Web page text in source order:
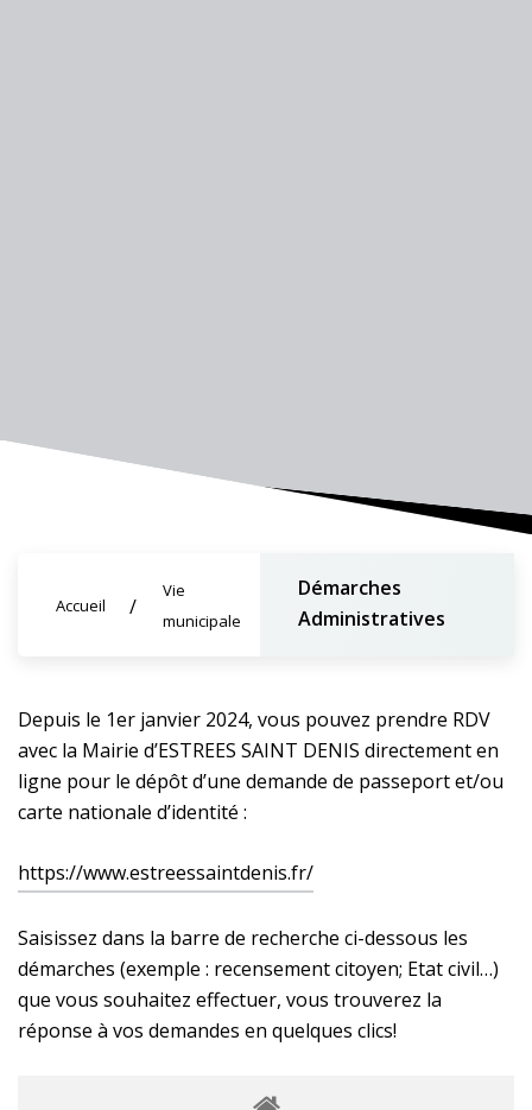
Accueil
Vie
municipale
Démarches
Administratives
Depuis le 1er janvier 2024, vous pouvez prendre RDV
avec la Mairie d’ESTREES SAINT DENIS directement en
ligne pour le dépôt d’une demande de passeport et/ou
carte nationale d’identité :
https://www.estreessaintdenis.fr/
Saisissez dans la barre de recherche ci-dessous les
démarches (exemple : recensement citoyen; Etat civil…)
que vous souhaitez effectuer, vous trouverez la
réponse à vos demandes en quelques clics!